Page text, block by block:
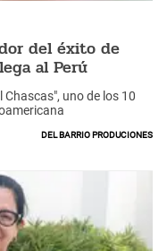
del éxito de
al Perú
uno de los 10
Del barrio produciones